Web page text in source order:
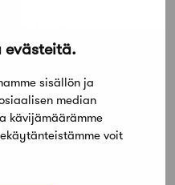
evästeitä.
sisällön ja
median
kävijämäärämme
voit